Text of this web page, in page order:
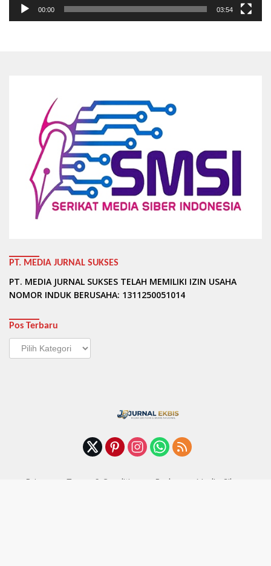
00:00 03:54
PT. MEDIA JURNAL SUKSES
PT. MEDIA JURNAL SUKSES TELAH MEMILIKI IZIN USAHA
NOMOR INDUK BERUSAHA: 1311250051014
Pos Terbaru
Pos
Terbaru
Privacy Terms & Conditions
Pedoman Media Siber